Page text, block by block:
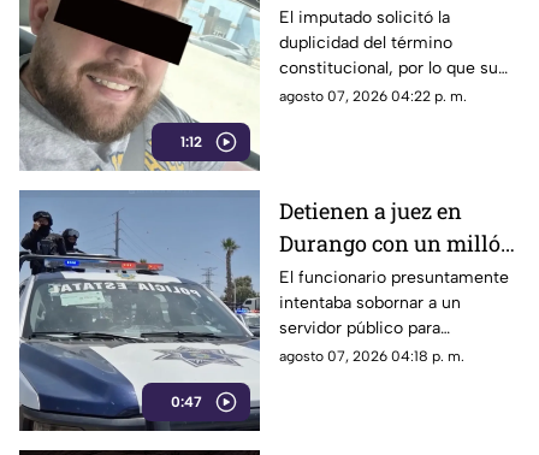
1:12
estadounidense por
asesinato de tres
personas en Coahuila
El imputado solicitó la
duplicidad del término
constitucional, por lo que su
situación jurídica se definirá
agosto 07, 2026 04:22 p. m.
0:47
Detienen a juez en
Durango con un millón
de pesos y un arma de
fuego
El funcionario presuntamente
intentaba sobornar a un
servidor público para
reclasificar diversas causas
agosto 07, 2026 04:18 p. m.